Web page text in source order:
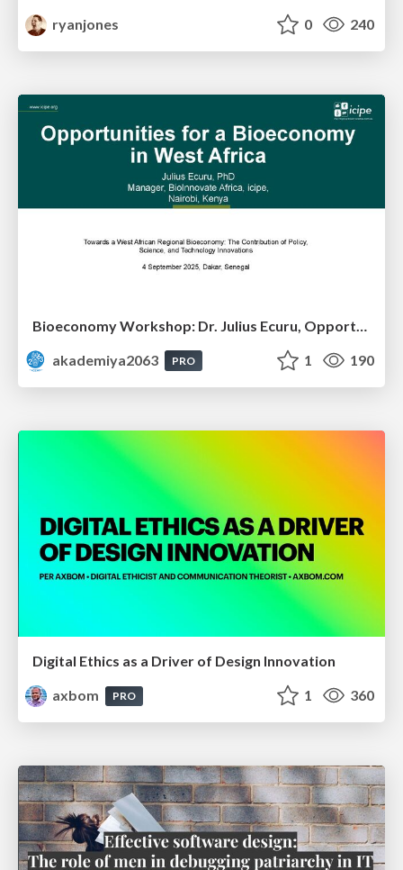
ryanjones
0 240
akademiya2063
PRO 1 190
Digital Ethics as a Driver of Design Innovation
axbom
PRO 1 360